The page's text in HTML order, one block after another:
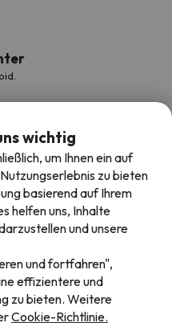
wichtig
um Ihnen ein auf
zu bieten
basierend auf Ihrem
helfen uns, Inhalte
und unsere
und fortfahren",
effizientere und
zu bieten. Weitere
Cookie-Richtlinie.